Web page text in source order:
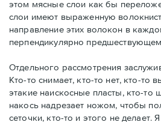
этом мясные слои как бы
слои имеют выраженную
направление этих волокон в
перпендикулярно
Отдельного рассмотрения
Кто-то снимает, кто-то нет, кто-то
этакие наискосные пласты, кто-то
накось надрезает ножом, чтобы
сеточки, кто-то и этого не делает.